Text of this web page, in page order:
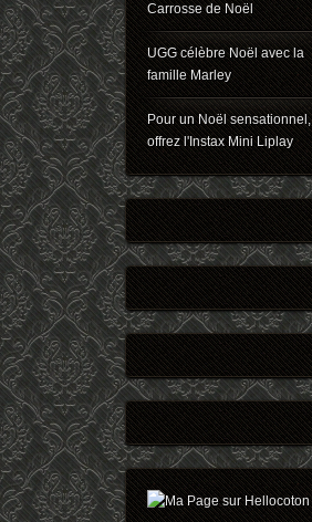
Carrosse de Noël
UGG célèbre Noël avec la
famille Marley
Pour un Noël sensationnel,
offrez l'Instax Mini Liplay